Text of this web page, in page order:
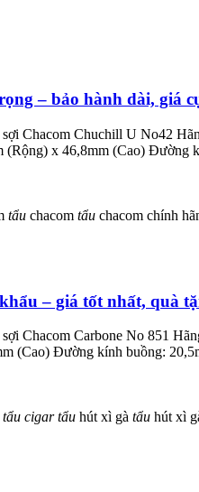
– bảo hành dài, giá
Chacom Chuchill U No42
x 46,8mm (Cao) Đường
tẩu chacom tẩu chacom chính
– giá tốt nhất, quà
Chacom Carbone No 851
(Cao) Đường kính buồng:
tẩu cigar tẩu hút xì gà tẩu hút xì